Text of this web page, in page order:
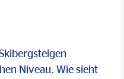
Niveau. Wie sieht